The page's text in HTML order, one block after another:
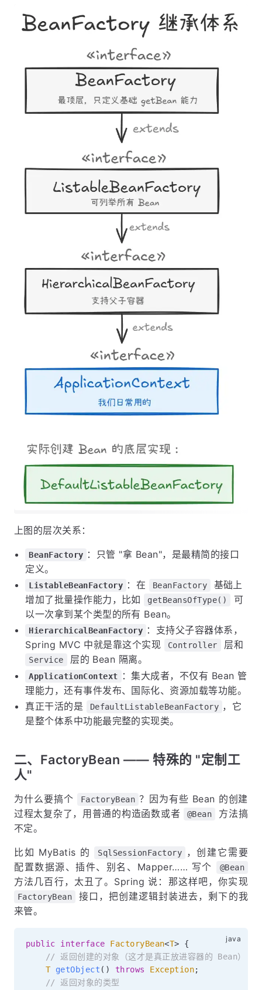
上图的层次关系：
BeanFactory ：只管 "拿 Bean"，是最精简的接口
定义。
ListableBeanFactory ：在 BeanFactory
基础上
增加了批量操作能力，比如
getBeansOfType()
可
以一次拿到某个类型的所有 Bean。
HierarchicalBeanFactory ：支持父子容器体系，
Spring MVC 中就是靠这个实现
Controller 层和
Service 层的 Bean 隔离。
ApplicationContext
：集大成者，不仅有 Bean 管
理能力，还有事件发布、国际化、资源加载等功能。
真正干活的是
DefaultListableBeanFactory ，它
是整个体系中功能最完整的实现类。
二、FactoryBean —— 特殊的 "定制工
人"
为什么要搞个 FactoryBean ？因为有些 Bean 的创建
过程太复杂了，用普通的构造函数或者
@Bean
方法搞
不定。
比如 MyBatis 的 SqlSessionFactory
，创建它需要
配置数据源、插件、别名、Mapper…… 写个
@Bean
方法几百行，太丑了。Spring 说：那这样吧，你实现
FactoryBean
接口，把创建逻辑封装进去，剩下的我
来管。
public interface FactoryBean<T>
{
// 返回创建的对象（这才是真正放进容器的 Bean）
T getObject ( ) throws Exception;
// 返回对象的类型